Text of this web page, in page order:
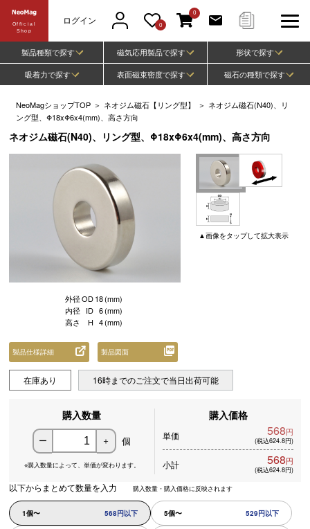
Official
Shop
ログイン 0
0
製品種類で探す 磁気応用製品で探す
形状で探す
吸着力で探す
表面磁束密度で探す 磁石の種類で探す
NeoMagショップTOP ＞ ネオジム磁石【リング型】 ＞ ネオジム磁石(N40)、リ
ング型、Φ18xΦ6x4(mm)、高さ方向
ネオジム磁石(N40)、リング型、Φ18xΦ6x4(mm)、高さ方向
▲画像をタップして拡大表示
外径OD 18(mm)
内径 ID 6(mm)
高さ
H 4(mm)
製品仕様詳細 製品図面
在庫あり 16時までのご注文で当日出荷可能
購入数量
ー ＋ 個
※購入数量によって、 単価が変わります。
購入価格
単価 568円
(税込624.8円)
小計 568円
(税込624.8円)
以下からまとめて数量を入力 購入数量・購入価格に反映されます
1個〜 568円以下 5個〜 529円以下